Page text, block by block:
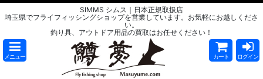
SIMMS シムス｜日本正規取扱店
埼玉県でフライフィッシングショップを営業しています。お気軽にお越しくださ
い。
釣り具、アウトドア用品の買取はお任せください！
メニュー カート ログイン